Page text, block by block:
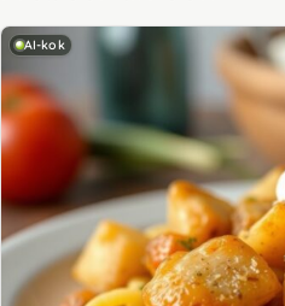
AI-kok